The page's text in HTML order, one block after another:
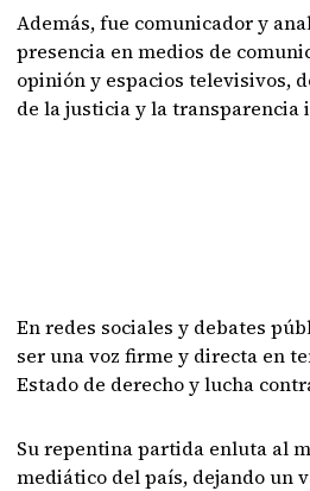
Además, fue comunicador y
presencia en medios de
opinión y espacios televisivos,
de la justicia y la transparencia
En redes sociales y debates
ser una voz firme y directa en
Estado de derecho y lucha
Su repentina partida enluta al
mediático del país, dejando un